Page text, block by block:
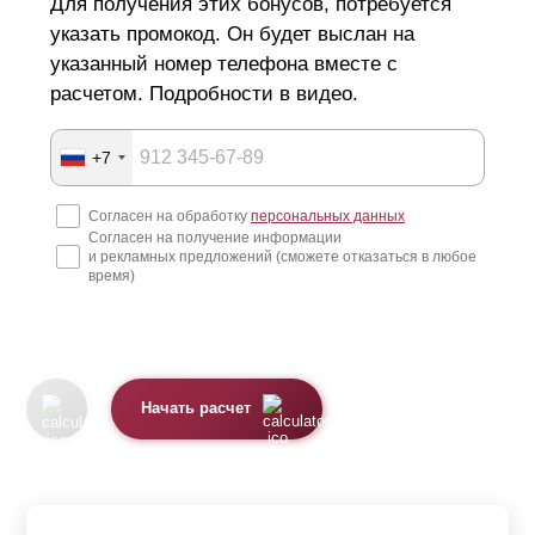
указать промокод. Он будет выслан на
указанный номер телефона вместе с
расчетом. Подробности в видео.
+7
Согласен на обработку персональных данных
Согласен на получение информации
и рекламных предложений (сможете отказаться в любое
время)
Начать расчет